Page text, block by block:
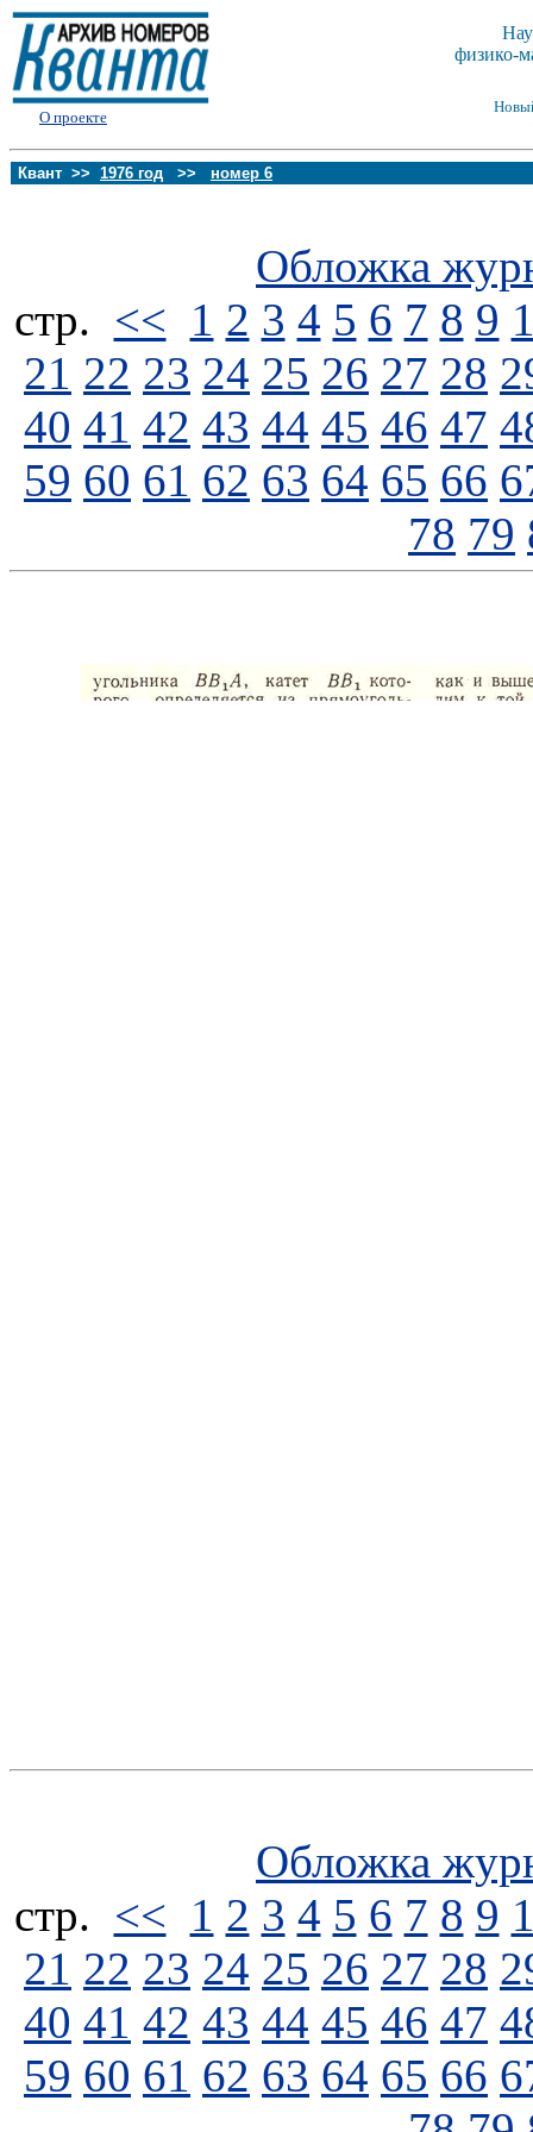
О проекте
физико-
Квант >> 1976 год >> номер 6
Обложка
стp. << 1 2 3 4 5 6 7 8 9
21 22 23 24 25 26 27 28
40 41 42 43 44 45 46 47
59 60 61 62 63 64 65 66
78 79
Обложка
стp. << 1 2 3 4 5 6 7 8 9
21 22 23 24 25 26 27 28
40 41 42 43 44 45 46 47
59 60 61 62 63 64 65 66